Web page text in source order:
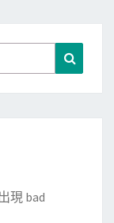
現 bad